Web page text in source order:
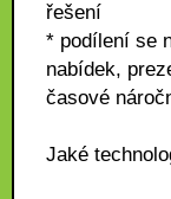
řešení
* podílení se
nabídek,
časové
Jaké